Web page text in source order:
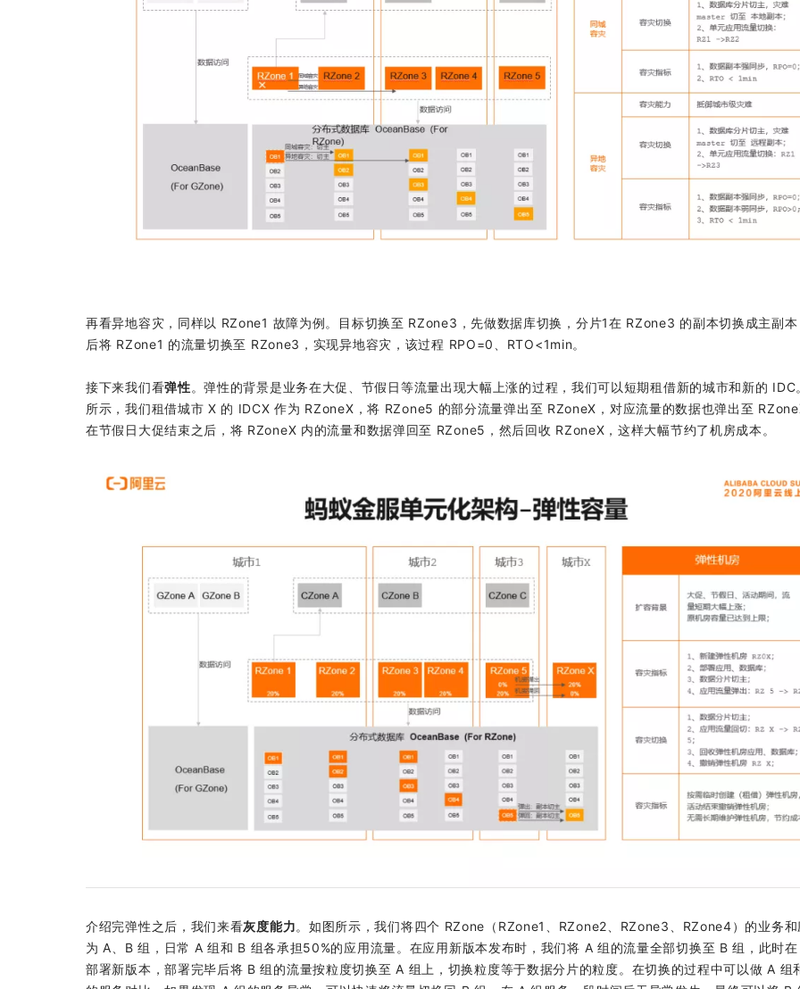
再看异地容灾，同样以 RZone1 故障为例。目标切换至 RZone3，先做数据库切换，分片1在 RZone3 的副本切换成主副
后将 RZone1 的流量切换至 RZone3，实现异地容灾，该过程 RPO=0、RTO<1min。
接下来我们看弹性。弹性的背景是业务在大促、节假日等流量出现大幅上涨的过程，我们可以短期租借新的城市和新的 IDC
所示，我们租借城市 X 的 IDCX 作为 RZoneX，将 RZone5 的部分流量弹出至 RZoneX，对应流量的数据也弹出至
在节假日大促结束之后，将 RZoneX 内的流量和数据弹回至 RZone5，然后回收 RZoneX，这样大幅节约了机房成本。
介绍完弹性之后，我们来看灰度能力。如图所示，我们将四个 RZone（RZone1、RZone2、RZone3、RZone4）的业务
为 A、B 组，日常 A 组和 B 组各承担50%的应用流量。在应用新版本发布时，我们将 A 组的流量全部切换至 B 组，此时
部署新版本，部署完毕后将 B 组的流量按粒度切换至 A 组上，切换粒度等于数据分片的粒度。在切换的过程中可以做 A 组